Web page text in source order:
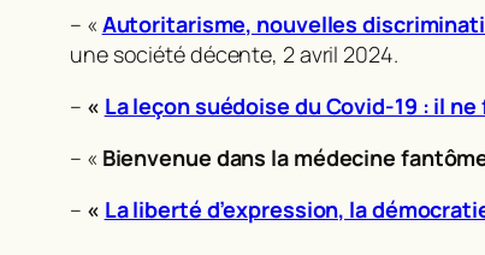
– « Autoritarisme, nouvelles
une société décente, 2 avril 2024.
– « La leçon suédoise du Covid-19 : il
– « Bienvenue dans la médecine
– « La liberté d’expression, la